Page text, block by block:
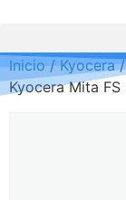
Inicio/Kyocera
Kyocera Mita